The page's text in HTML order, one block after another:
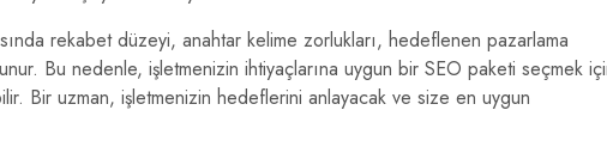
rekabet düzeyi, anahtar kelime zorlukları, hedeflenen pazarlama
Bu nedenle, işletmenizin ihtiyaçlarına uygun bir SEO paketi seçmek
Bir uzman, işletmenizin hedeflerini anlayacak ve size en uygun